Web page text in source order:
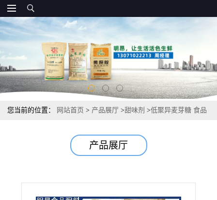
您当前的位置： 网站首页 > 产品展厅 >甜味剂 >低聚异麦芽糖 食品
产品展厅